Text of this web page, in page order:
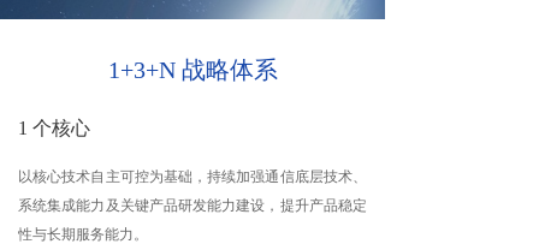
1+3+N 战略体系
以核心技术自主可控为基础，持续加强通信底层技术、
系统集成能力及关键产品研发能力建设，提升产品稳定
性与长期服务能力。
1 个核心